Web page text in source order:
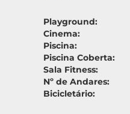
Playground:
Cinema:
Piscina:
Piscina Coberta:
Sala Fitness:
Nº de Andares:
Bicicletário: